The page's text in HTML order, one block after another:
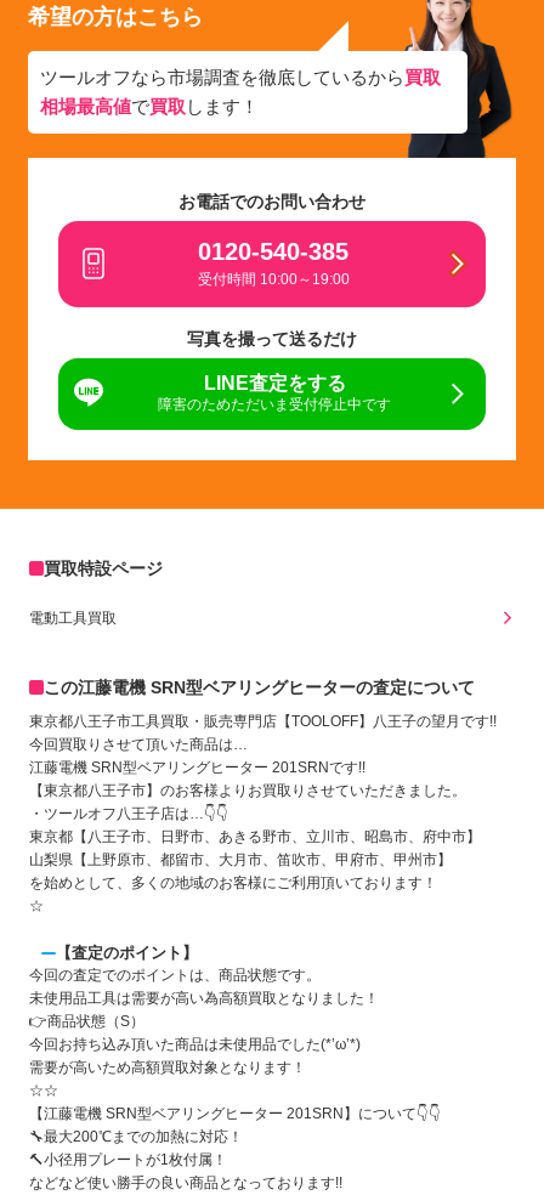
希望の方はこちら
ツールオフなら市場調査を徹底しているから買取
相場最高値で買取 します！
お電話でのお問い合わせ
0120-540-385
受付時間 10:00～19:00
写真を撮って送るだけ
LINE査定をする
障害のためただいま受付停止中です
買取特設ページ
電動工具買取
この江藤電機 SRN型ベアリングヒーターの査定について
東京都八王子市工具買取・販売専門店【TOOLOFF】八王子の望月です!!
今回買取りさせて頂いた商品は…
江藤電機 SRN型ベアリングヒーター 201SRNです!!
【東京都八王子市】のお客様よりお買取りさせていただきました。
・ツールオフ八王子店は…👇👇
東京都【八王子市、日野市、あきる野市、立川市、昭島市、府中市】
山梨県【上野原市、都留市、大月市、笛吹市、甲府市、甲州市】
を始めとして、多くの地域のお客様にご利用頂いております！
☆
【査定のポイント】
今回の査定でのポイントは、商品状態です。
未使用品工具は需要が高い為高額買取となりました！
👉商品状態（S）
今回お持ち込み頂いた商品は未使用品でした(*’ω’*)
需要が高いため高額買取対象となります！
☆☆
【江藤電機 SRN型ベアリングヒーター 201SRN】について👇👇
🔧最大200℃までの加熱に対応！
🔨小径用プレートが1枚付属！
などなど使い勝手の良い商品となっております!!